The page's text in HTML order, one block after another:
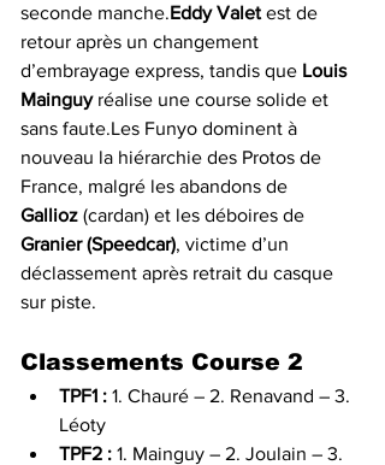
seconde manche.Eddy Valet est de
retour après un changement
d’embrayage express, tandis que Louis
Mainguy réalise une course solide et
sans faute.Les Funyo dominent à
nouveau la hiérarchie des Protos de
France, malgré les abandons de
Gallioz (cardan) et les déboires de
Granier (Speedcar), victime d’un
déclassement après retrait du casque
sur piste.
Classements Course 2
TPF1 : 1. Chauré – 2. Renavand – 3.
Léoty
TPF2 : 1. Mainguy – 2. Joulain – 3.